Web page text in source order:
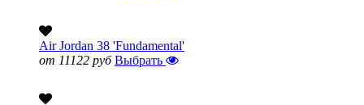
Air Jordan 38 'Fundamental'
от 11122 руб Выбрать